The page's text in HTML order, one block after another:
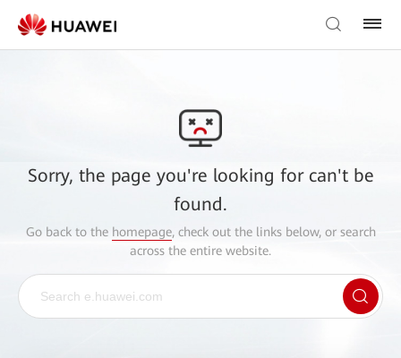
Sorry, the page you're looking for can't be
found.
Go back to the homepage, check out the links below, or search
across the entire website.